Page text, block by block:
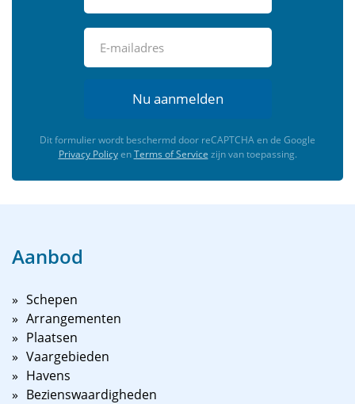
Nu aanmelden
Dit formulier wordt beschermd door reCAPTCHA en de Google
Privacy PolicyenTerms of Service zijn van toepassing.
Aanbod
Schepen
Arrangementen
Plaatsen
Vaargebieden
Havens
Bezienswaardigheden